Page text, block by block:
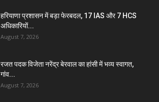
हरियाणा प्रशासन में बड़ा फेरबदल, 17 IAS और 7 HCS
अधिकारियों...
August 7, 2026
रजत पदक विजेता नरेंद्र बेरवाल का हांसी में भव्य स्वागत,
गांव...
August 7, 2026